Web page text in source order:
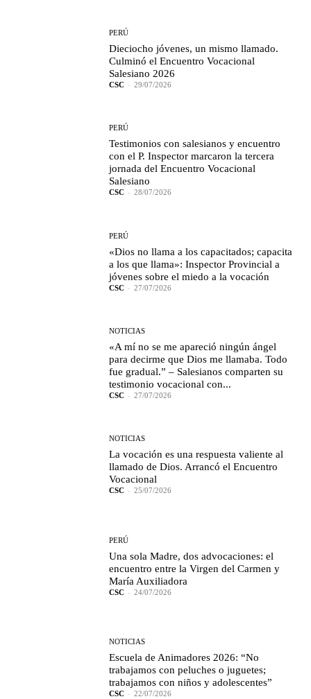
PERÚ
Dieciocho jóvenes, un mismo llamado.
Culminó el Encuentro Vocacional
Salesiano 2026
CSC - 29/07/2026
PERÚ
Testimonios con salesianos y encuentro
con el P. Inspector marcaron la tercera
jornada del Encuentro Vocacional
Salesiano
CSC - 28/07/2026
PERÚ
«Dios no llama a los capacitados; capacita
a los que llama»: Inspector Provincial a
jóvenes sobre el miedo a la vocación
CSC - 27/07/2026
NOTICIAS
«A mí no se me apareció ningún ángel
para decirme que Dios me llamaba. Todo
fue gradual.” – Salesianos comparten su
testimonio vocacional con...
CSC - 27/07/2026
NOTICIAS
La vocación es una respuesta valiente al
llamado de Dios. Arrancó el Encuentro
Vocacional
CSC - 25/07/2026
PERÚ
Una sola Madre, dos advocaciones: el
encuentro entre la Virgen del Carmen y
María Auxiliadora
CSC - 24/07/2026
NOTICIAS
Escuela de Animadores 2026: “No
trabajamos con peluches o juguetes;
trabajamos con niños y adolescentes”
CSC - 22/07/2026